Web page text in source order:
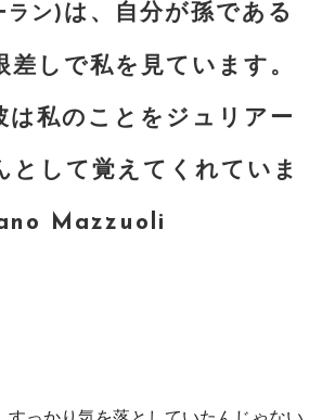
ラン) は、自分が孫である
差しで私を見ています。
は私のことをジュリアー
として覚えてくれていま
Mazzuoli